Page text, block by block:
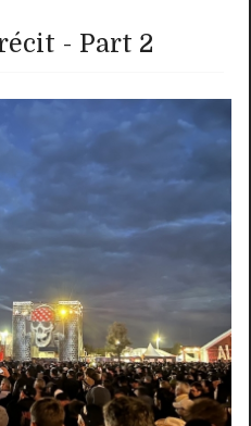
- Part 2